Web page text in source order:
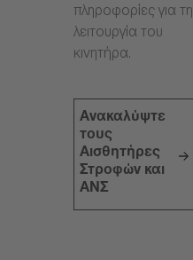
πληροφορίες για τη
λειτουργία του
κινητήρα.
Ανακαλύψτε
τους
Αισθητήρες
Στροφών και
ΑΝΣ